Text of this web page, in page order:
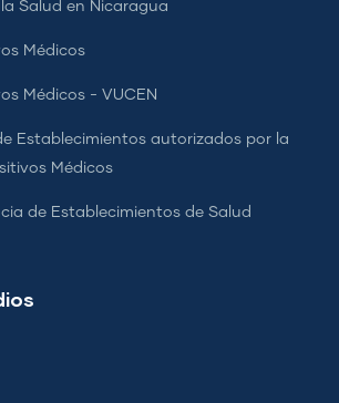
Salud en Nicaragua
Médicos
Médicos - VUCEN
Establecimientos autorizados por la
Médicos
de Establecimientos de Salud